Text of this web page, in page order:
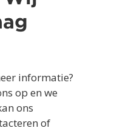
informatie?
op en we
ons
of